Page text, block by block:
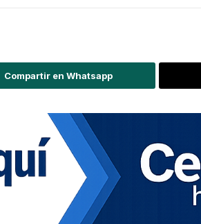
Compartir en Whatsapp